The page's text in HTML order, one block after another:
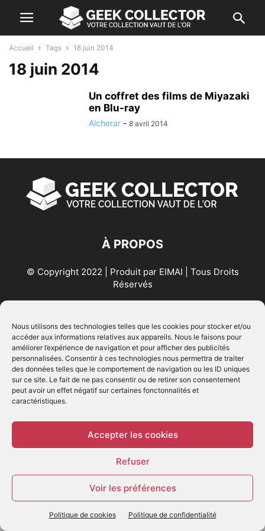
Nous utilisons des technologies telles que les cookies pour stocker et/ou
accéder aux informations relatives aux appareils. Nous le faisons pour
améliorer l’expérience de navigation et pour afficher des publicités
personnalisées. Consentir à ces technologies nous permettra de traiter
des données telles que le comportement de navigation ou les ID uniques
sur ce site. Le fait de ne pas consentir ou de retirer son consentement
peut avoir un effet négatif sur certaines fonctonnalités et
caractéristiques.
Accepter les cookies
Refuser
Voir les préférences
Politique de cookies Politique de confidentialité
Accueil Tags 18 juin 2014
18 juin 2014
Un coffret des films de Miyazaki
en Blu-ray
Alcherar - 8 avril 2014
À PROPOS
© Copyright 2022 | Produit par EIMAI | Tous Droits
Réservés
SUIVEZ NOUS